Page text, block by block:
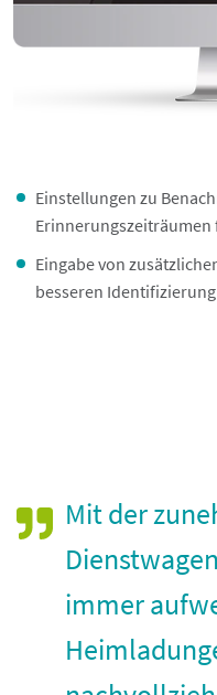
Einstellungen zu
Erinnerungszeiträumen
Eingabe von
besseren
Mit der
immer